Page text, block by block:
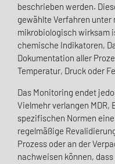
beschrieben werden.
gewählte Verfahren unter
mikrobiologisch wirksam
chemische Indikatoren,
Dokumentation aller
Temperatur, Druck oder
Das Monitoring endet
Vielmehr verlangen MDR,
spezifischen Normen
regelmäßige
Prozess oder an der
nachweisen können,